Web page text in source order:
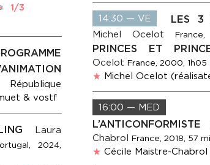
1/3
& vostf
Laura
2024,
14:30 — VE LES 3
Michel Ocelot
PRINCES ET
Ocelot France, 2000, 1h05
Michel Ocelot
16:00 — MED
L’ANTICONFORMISTE
Chabrol
France, 2018, 57
Cécile Maistre-